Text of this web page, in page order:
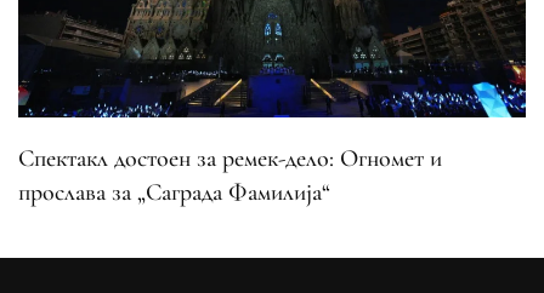
Спектакл достоен за ремек-дело: Огномет и
прослава за „Саграда Фамилија“